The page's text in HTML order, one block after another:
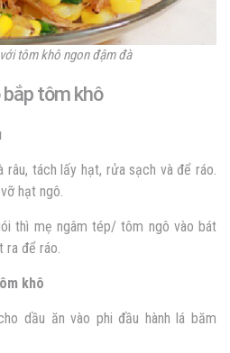
tôm khô ngon đậm đà
tôm khô
tách lấy hạt, rửa sạch và để ráo.
hạt ngô.
thì mẹ ngâm tép/ tôm ngô vào bát
ra để ráo.
khô
dầu ăn vào phi đầu hành lá băm